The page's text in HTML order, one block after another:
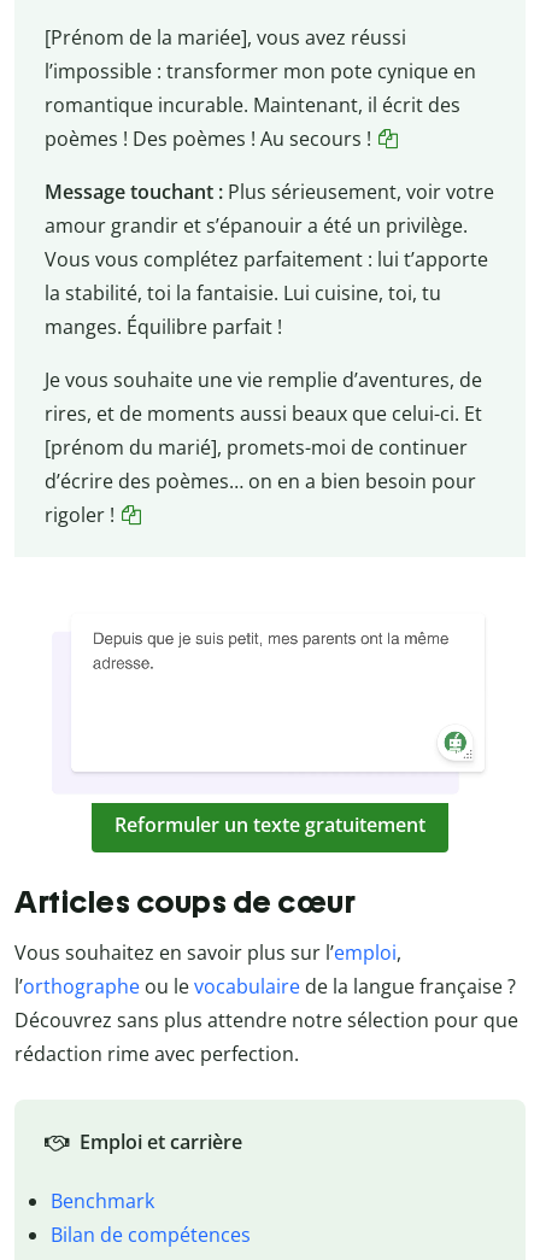
[Prénom de la mariée], vous avez réussi
l’impossible : transformer mon pote cynique en
romantique incurable. Maintenant, il écrit des
poèmes ! Des poèmes ! Au secours !
Message touchant : Plus sérieusement, voir votre
amour grandir et s’épanouir a été un privilège.
Vous vous complétez parfaitement : lui t’apporte
la stabilité, toi la fantaisie. Lui cuisine, toi, tu
manges. Équilibre parfait !
Je vous souhaite une vie remplie d’aventures, de
rires, et de moments aussi beaux que celui-ci. Et
[prénom du marié], promets-moi de continuer
d’écrire des poèmes… on en a bien besoin pour
rigoler !
Reformuler un texte gratuitement
Articles coups de cœur
Vous souhaitez en savoir plus sur l’emploi,
l’orthographe ou levocabulaire de la langue française ?
Découvrez sans plus attendre notre sélection pour que
rédaction rime avec perfection.
Emploi et carrière
Benchmark
Bilan de compétences